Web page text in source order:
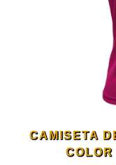
CAMISETA